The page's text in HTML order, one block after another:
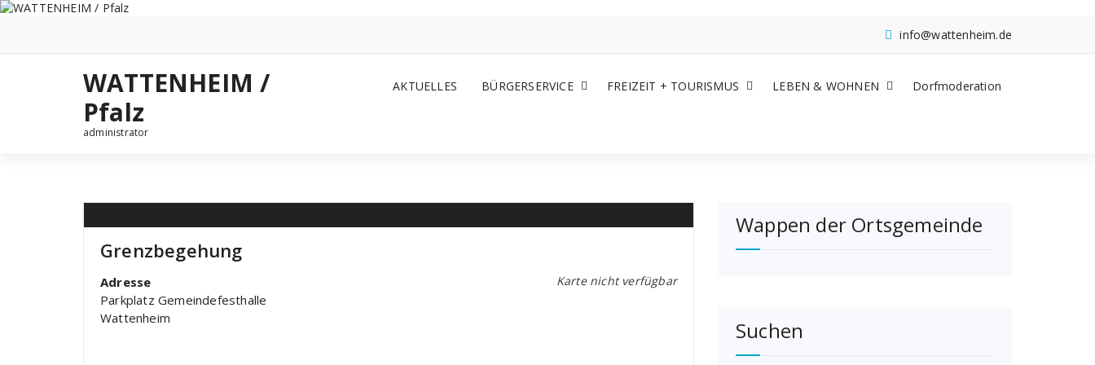
Zum
info@wattenheim.de
WATTENHEIM /
Pfalz
administrator
AKTUELLES BÜRGERSERVICE FREIZEIT + TOURISMUS LEBEN & WOHNEN Dorfmoderation
Grenzbegehung
Karte nicht verfügbar
Adresse
Parkplatz Gemeindefesthalle
Wattenheim
Wappen der Ortsgemeinde
Suchen